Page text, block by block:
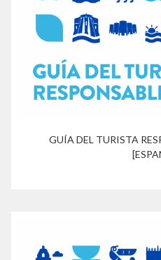
GUÍA DEL TURISTA